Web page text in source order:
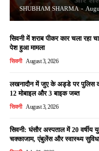
SHUBHAM SHARMA -
सिवनी में शराब पीकर कार चला रहा
पेश हुआ मामला
सिवनी August 3, 2026
लखनादौन में जुए के अड्डे पर पुलिस
12 मोबाइल और 3 बाइक जब्त
सिवनी August 3, 2026
सिवनी: घंसौर अस्पताल में 20
चक्काजाम, एंबुलेंस और स्वास्थ्य